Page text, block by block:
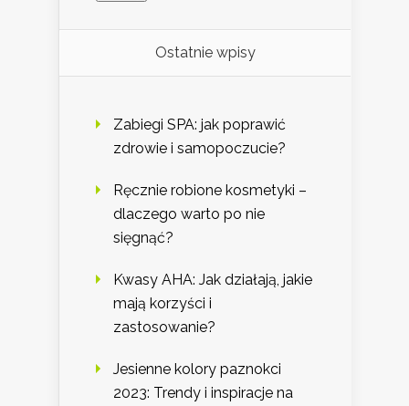
Ostatnie wpisy
Zabiegi SPA: jak poprawić
zdrowie i samopoczucie?
Ręcznie robione kosmetyki –
dlaczego warto po nie
sięgnąć?
Kwasy AHA: Jak działają, jakie
mają korzyści i
zastosowanie?
Jesienne kolory paznokci
2023: Trendy i inspiracje na